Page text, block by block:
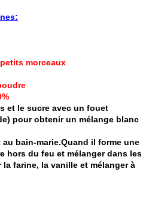
morceaux
et le sucre avec un fouet
pour obtenir un mélange blanc
bain-marie.Quand il forme une
hors du feu et mélanger dans les
farine, la vanille et mélanger à